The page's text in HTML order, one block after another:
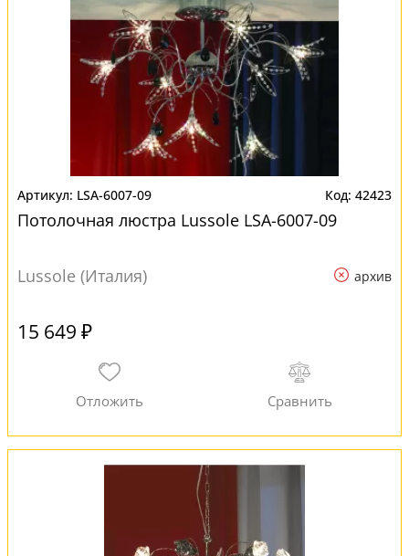
LSA-6007-09 42423
Потолочная люстра Lussole LSA-6007-09
Lussole (Италия) архив
15 649 ₽